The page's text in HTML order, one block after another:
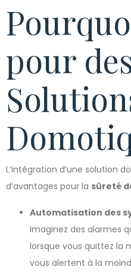
pour
L’intégration d’une solution
d’avantages pour la sûreté
Automatisation des
Imaginez des alarmes
lorsque vous quittez la
vous alertent à la